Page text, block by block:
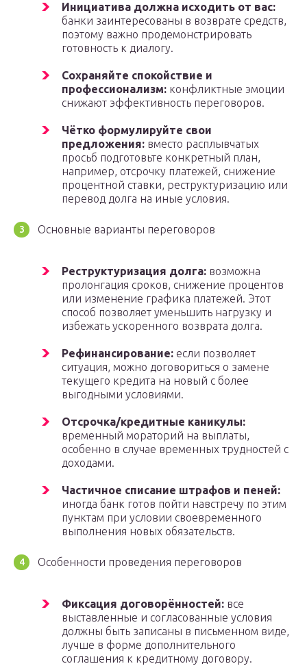
Инициатива должна исходить от вас:
банки заинтересованы в возврате средств,
поэтому важно продемонстрировать
готовность к диалогу.
Сохраняйте спокойствие и
профессионализм: конфликтные эмоции
снижают эффективность переговоров.
Чётко формулируйте свои
предложения: вместо расплывчатых
просьб подготовьте конкретный план,
например, отсрочку платежей, снижение
процентной ставки, реструктуризацию или
перевод долга на иные условия.
Основные варианты переговоров
Реструктуризация долга: возможна
пролонгация сроков, снижение процентов
или изменение графика платежей. Этот
способ позволяет уменьшить нагрузку и
избежать ускоренного возврата долга.
Рефинансирование: если позволяет
ситуация, можно договориться о замене
текущего кредита на новый с более
выгодными условиями.
Отсрочка/кредитные каникулы:
временный мораторий на выплаты,
особенно в случае временных трудностей с
доходами.
Частичное списание штрафов и пеней:
иногда банк готов пойти навстречу по этим
пунктам при условии своевременного
выполнения новых обязательств.
Особенности проведения переговоров
Фиксация договорённостей: все
выставленные и согласованные условия
должны быть записаны в письменном виде,
лучше в форме дополнительного
соглашения к кредитному договору.